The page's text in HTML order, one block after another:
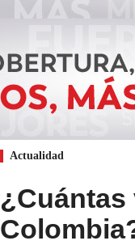
Actualidad
¿Cuántas